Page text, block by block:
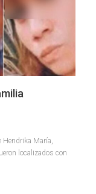
Hendrika María,
localizados con